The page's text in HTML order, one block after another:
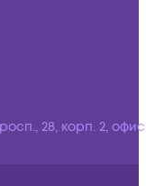
28, корп. 2,